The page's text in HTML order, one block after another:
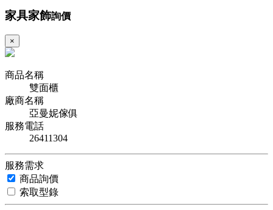
家具家飾詢價
×
商品名稱
雙面櫃
廠商名稱
亞曼妮傢俱
服務電話
26411304
服務需求
商品詢價
索取型錄